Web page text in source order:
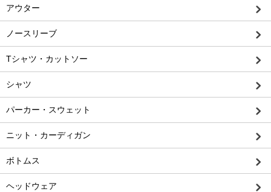
アウター
ノースリーブ
Tシャツ・カットソー
シャツ
パーカー・スウェット
ニット・カーディガン
ボトムス
ヘッドウェア